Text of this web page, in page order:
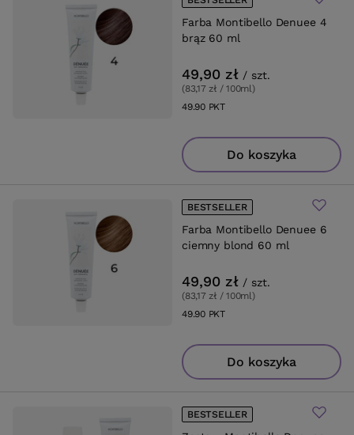
Farba Montibello Denuee 4
brąz 60 ml
49,90 zł / szt.
(83,17 zł / 100ml)
49.90PKTpunktów
Do koszyka
Farba Montibello Denuee 6
ciemny blond 60 ml
BESTSELLER
49,90 zł / szt.
(83,17 zł / 100ml)
49.90PKTpunktów
Do koszyka
BESTSELLER